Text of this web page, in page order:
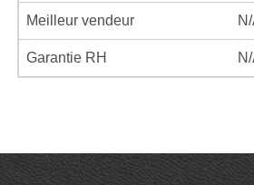
Meilleur vendeur
Garantie RH